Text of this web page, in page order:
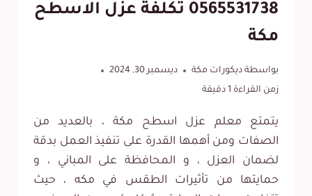
0565531738 تكلفة عزل الاسطح
مكة
بواسطة ديكورات مكة
ديسمبر 30, 2024
زمن القراءة
دقيقة
يتمتع معلم عزل اسطح مكة ، بالعديد من
الصفات ومن أهمها القدرة على تنفيذ العمل بدقة
لضمان العزل ، و المحافظة على المباني ، و
حمايتها من تأثيرات الطقس في مكه ، حيث